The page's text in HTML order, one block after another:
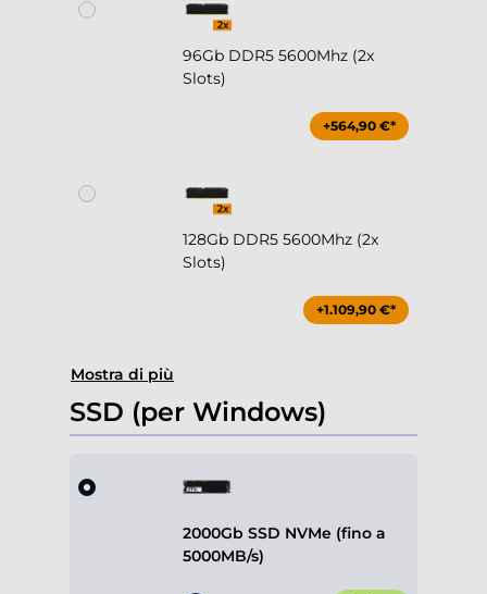
96Gb DDR5 5600Mhz (2x
Slots)
+564,90 €*
128Gb DDR5 5600Mhz (2x
Slots)
+1.109,90 €*
Mostra di più
SSD (per Windows)
2000Gb SSD NVMe (fino a
5000MB/s)